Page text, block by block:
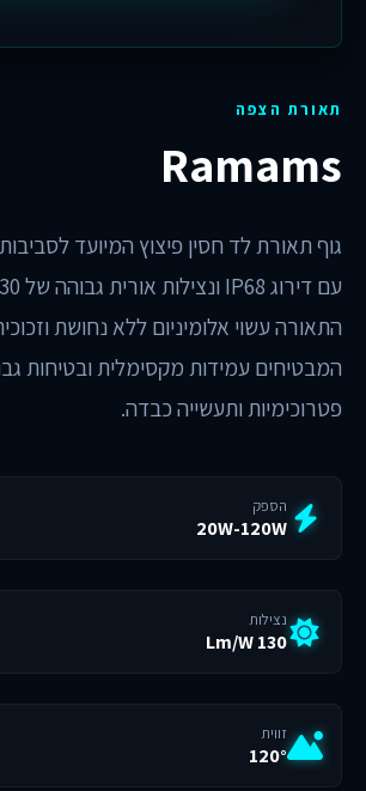
תאורת הצפה
Ramams
גוף תאורת לד חסין פיצוץ המיועד
התאורה עשוי אלומיניום ללא נחושת
המבטיחים עמידות מקסימלית ובטיחות
פטרוכימיות ותעשייה כבדה.
הספק
20W-120W
נצילות
130 Lm/W
זווית
120°